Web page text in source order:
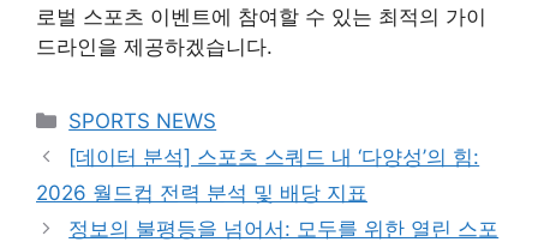
로벌 스포츠 이벤트에 참여할 수 있는 최적의 가이
드라인을 제공하겠습니다.
카
테
리
SPORTS NEWS
[데이터 분석] 스포츠 스쿼드 내 ‘다양성’의 힘:
2026 월드컵 전력 분석 및 배당 지표
정보의 불평등을 넘어서: 모두를 위한 열린 스포